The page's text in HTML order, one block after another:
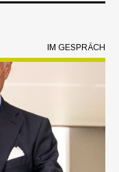
IM GESPRÄCH